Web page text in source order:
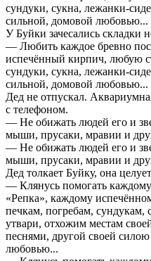
сундуки, сукна, лежанки-
сильной, домовой любовью...
У Буйки зачесались складки
— Любить каждое бревно
испечённый кирпич, любую
сундуки, сукна, лежанки-
сильной, домовой любовью...
Дед не отпускал.
с телефоном.
— Не обижать людей его и
мыши, прусаки, мравии и
— Не обижать людей его и
мыши, прусаки, мравии и
Дед толкает Буйку, она
— Клянусь помогать каждому
«Репка», каждому
печкам, погребам, сундукам,
утвари, отхожим местам
песнями, другой своей
любовью...